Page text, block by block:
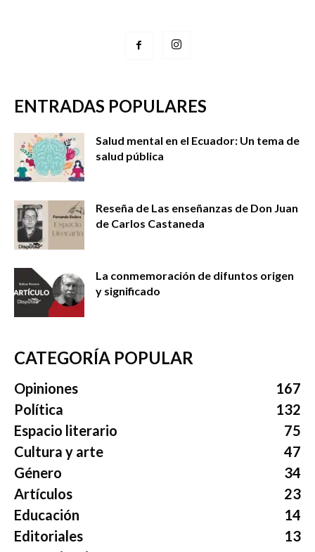
ENTRADAS POPULARES
Salud mental en el Ecuador: Un tema de
salud pública
Reseña de Las enseñanzas de Don Juan
de Carlos Castaneda
La conmemoración de difuntos origen
y significado
CATEGORÍA POPULAR
Opiniones
167
Política
132
Espacio literario
75
Cultura y arte
47
Género
34
Artículos
23
Educación
14
Editoriales
13